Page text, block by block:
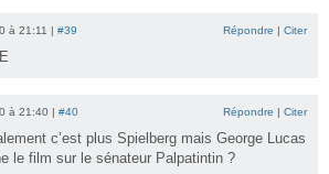
à 21:11 | #39 Répondre | Citer
à 21:40 | #40 Répondre | Citer
c’est plus Spielberg mais George Lucas
le film sur le sénateur Palpatintin ?